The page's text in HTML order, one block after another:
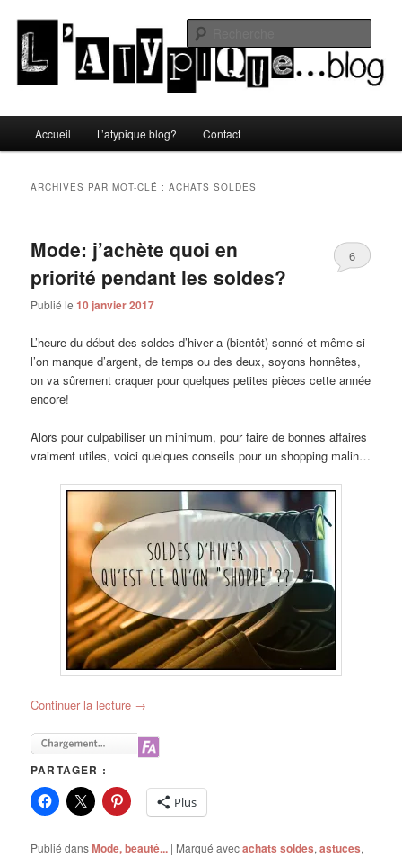
contenu
principal
contenu
secondaireL'atypique blog
principal
Accueil L’atypique blog? Contact
ARCHIVES PAR MOT-CLÉ :ACHATS SOLDES
Mode: j’achète quoi en
priorité pendant les soldes?
Publié le10 janvier 2017
6
L’heure du début des soldes d’hiver a (bientôt) sonné et même si
l’on manque d’argent, de temps ou des deux, soyons honnêtes,
on va sûrement craquer pour quelques petites pièces cette année
encore!
Alors pour culpabiliser un minimum, pour faire de bonnes affaires
vraiment utiles, voici quelques conseils pour un shopping malin…
Continuer la lecture →
PARTAGER :
Plus
Publié dansMode, beauté... | Marqué avecachats soldes,astuces,